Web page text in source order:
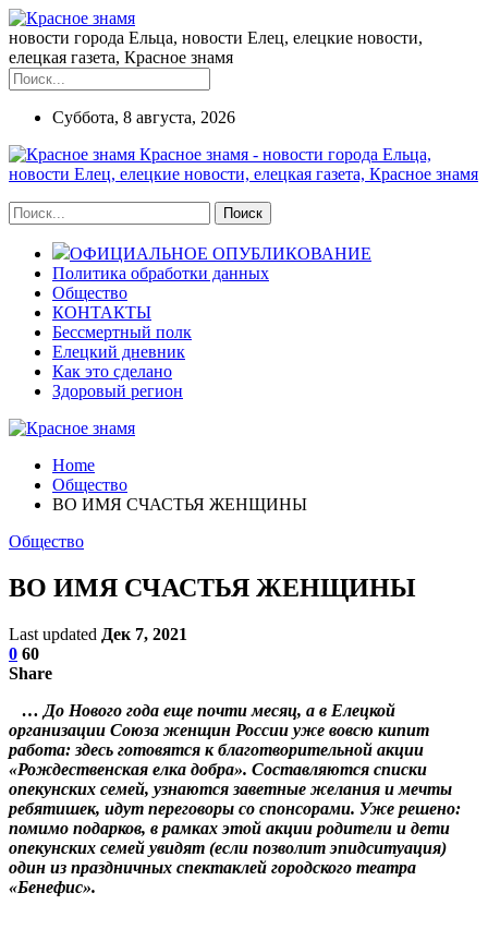
новости города Ельца, новости Елец, елецкие новости,
елецкая газета, Красное знамя
Суббота, 8 августа, 2026
Красное знамя - новости города Ельца,
новости Елец, елецкие новости, елецкая газета, Красное знамя
ОФИЦИАЛЬНОЕ ОПУБЛИКОВАНИЕ
Политика обработки данных
Общество
КОНТАКТЫ
Бессмертный полк
Елецкий дневник
Как это сделано
Здоровый регион
Home
Общество
ВО ИМЯ СЧАСТЬЯ ЖЕНЩИНЫ
Общество
ВО ИМЯ СЧАСТЬЯ ЖЕНЩИНЫ
Last updated Дек 7, 2021
0 60
Share
… До Нового года еще почти месяц, а в Елецкой
организации Союза женщин России уже вовсю кипит
работа: здесь готовятся к благотворительной акции
«Рождественская елка добра». Составляются списки
опекунских семей, узнаются заветные желания и мечты
ребятишек, идут переговоры со спонсорами. Уже решено:
помимо подарков, в рамках этой акции родители и дети
опекунских семей увидят (если позволит эпидситуация)
один из праздничных спектаклей городского театра
«Бенефис».